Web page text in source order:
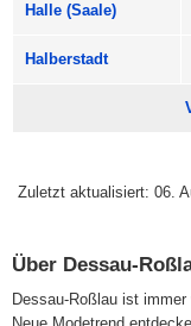
Halle (Saale)
Halberstadt
Zuletzt aktualisiert: 06.
Über Dessau-
Dessau-Roßlau ist